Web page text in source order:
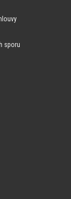
sporu